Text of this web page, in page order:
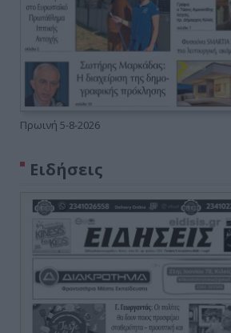
Πρωινή 5-8-2026
Ειδήσεις